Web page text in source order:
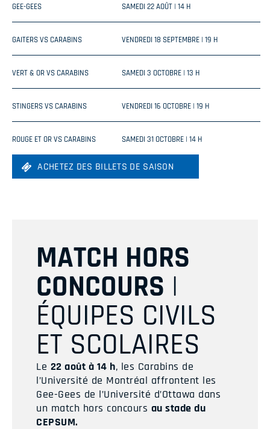
GEE-GEES
SAMEDI 22 AOÛT | 14 H
GAITERS VS CARABINS VENDREDI 18 SEPTEMBRE | 19 H
VERT & OR VS CARABINS SAMEDI 3 OCTOBRE | 13 H
STINGERS VS CARABINS VENDREDI 16 OCTOBRE | 19 H
ROUGE ET OR VS CARABINS SAMEDI 31 OCTOBRE | 14 H
ACHETEZ DES BILLETS DE SAISON
MATCH HORS
CONCOURS |
ÉQUIPES CIVILS
ET SCOLAIRES
Le 22 août à 14 h, les Carabins de
l’Université de Montréal affrontent les
Gee-Gees de l’Université d’Ottawa dans
un match hors concours au stade du
CEPSUM.